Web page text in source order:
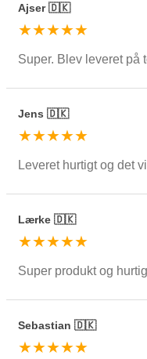
Ajser 🇩🇰
★★★★★
Super. Blev leveret på
Jens 🇩🇰
★★★★★
Leveret hurtigt og det
Lærke 🇩🇰
★★★★★
Super produkt og
Sebastian 🇩🇰
★★★★★